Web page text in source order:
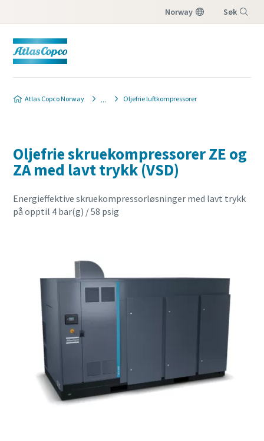
Norway Søk
Atlas Copco Norway Oljefrie luftkompressorer
Oljefrie skruekompressorer ZE og
ZA med lavt trykk (VSD)
Energieffektive skruekompressorløsninger med lavt trykk
på opptil 4 bar(g) / 58 psig